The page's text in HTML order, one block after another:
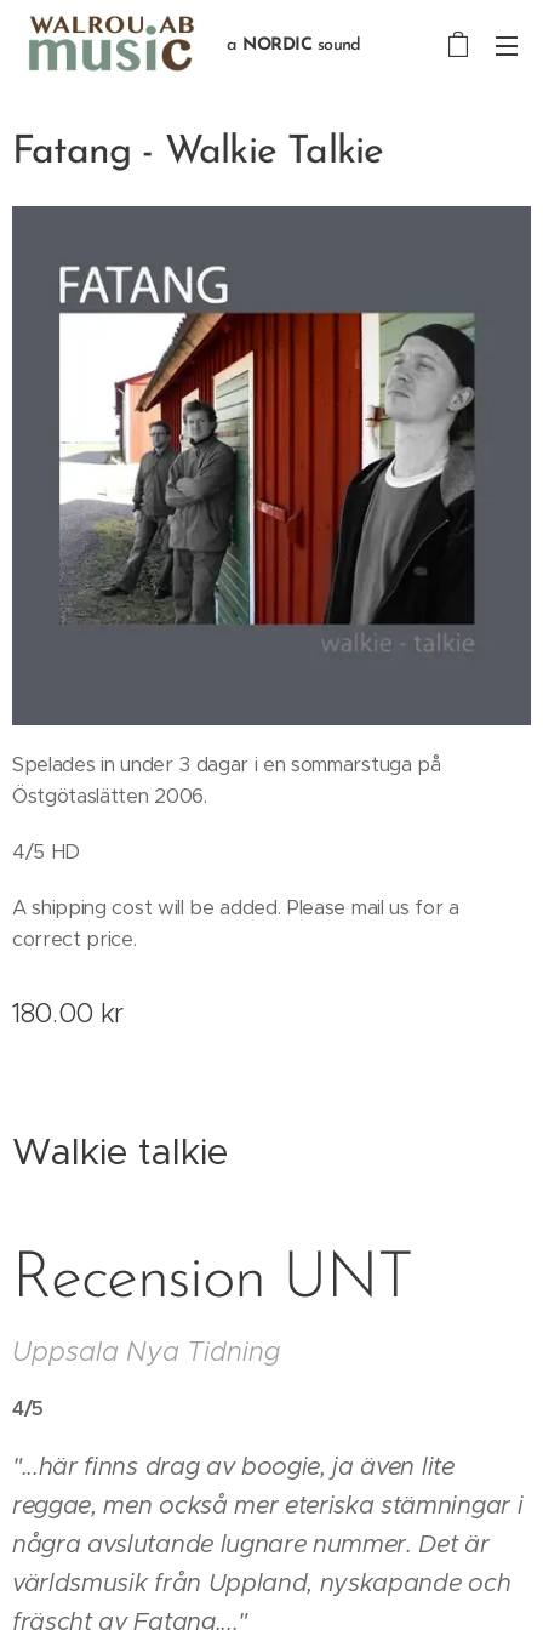
a NORDIC sound
Fatang - Walkie Talkie
Spelades in under 3 dagar i en sommarstuga på
Östgötaslätten 2006.
4/5 HD
A shipping cost will be added. Please mail us for a
correct price.
180.00 kr
Walkie talkie
Recension UNT
Uppsala Nya Tidning
4/5
"...här finns drag av boogie, ja även lite
reggae, men också mer eteriska stämningar i
några avslutande lugnare nummer. Det är
världsmusik från Uppland, nyskapande och
fräscht av Fatang...."